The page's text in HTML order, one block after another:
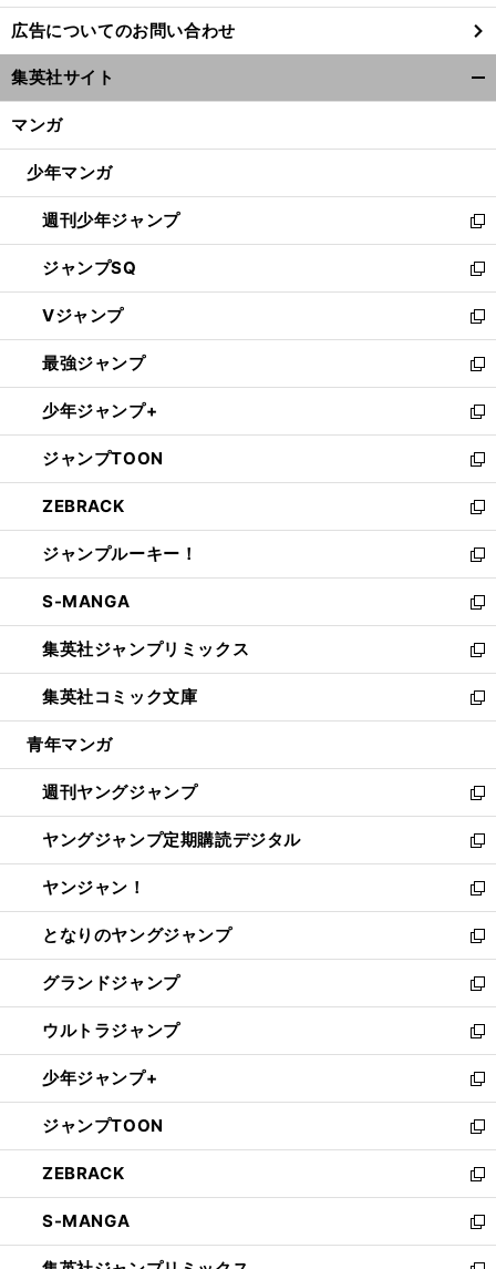
し
い
ウ
ィ
ン
ウ
開
く
広告についてのお問い合わせ
集英社サイト
マンガ
少年マンガ
週刊少年ジャンプ
新
し
い
ウ
ィ
ン
ド
ウ
で
開
く
ジャンプSQ
新
し
い
ウ
ィ
ン
ド
ウ
で
開
く
Vジャンプ
新
し
い
ウ
ィ
ン
ド
ウ
で
開
く
最強ジャンプ
新
し
い
ウ
ィ
ン
ド
ウ
で
開
く
少年ジャンプ+
新
し
い
ウ
ィ
ン
ド
ウ
で
開
く
ジャンプTOON
新
し
い
ウ
ィ
ン
ド
ウ
で
開
く
ZEBRACK
新
し
い
ウ
ィ
ン
ド
ウ
で
開
ジャンプルーキー！
新
し
い
ウ
ィ
ン
ド
ウ
開
く
S-MANGA
新
し
い
ウ
ィ
ン
ウ
で
開
く
集英社ジャンプリミックス
新
し
い
ウ
ン
ド
ウ
で
開
く
集英社コミック文庫
新
し
ウ
ィ
ン
ド
ウ
で
開
く
青年マンガ
週刊ヤングジャンプ
新
し
い
ウ
ィ
ン
ド
ウ
で
開
く
ヤングジャンプ定期購読デジタル
新
し
い
ウ
ィ
ン
ド
ウ
で
開
く
ヤンジャン！
新
し
い
ウ
ィ
ン
ド
ウ
で
開
く
となりのヤングジャンプ
新
し
い
ウ
ィ
ン
ド
ウ
で
開
く
グランドジャンプ
新
し
い
ウ
ィ
ン
ド
ウ
で
開
く
ウルトラジャンプ
新
し
い
ウ
ィ
ン
ド
ウ
で
開
少年ジャンプ+
新
し
い
ウ
ィ
ン
ド
ウ
ジャンプTOON
新
し
い
ウ
ィ
ン
ZEBRACK
新
し
い
ウ
S-MANGA
新
し